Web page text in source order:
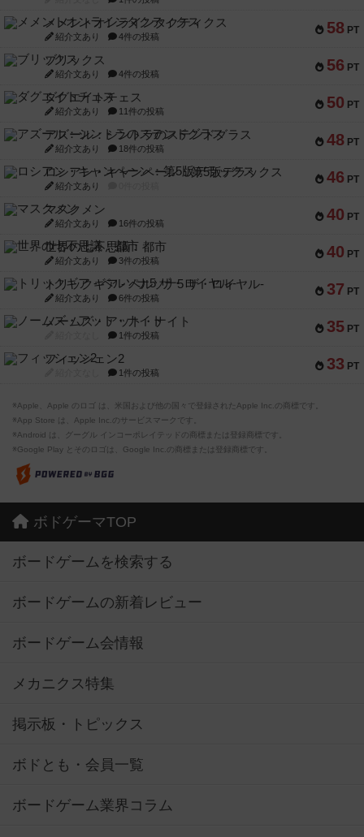
58 PT
メメントオンラインタクティクス
紹介文あり 4件の投稿
56 PT
ブリックス
紹介文あり 4件の投稿
50 PT
ダグエイトチェス
紹介文あり 11件の投稿
48 PT
アズール：シントラのステンドグラス
紹介文あり 18件の投稿
46 PT
ロシアン・キャンペーン：第5版デラックス
紹介文あり
40 PT
マスクメン
紹介文あり 16件の投稿
40 PT
世界の七不思議：都市
紹介文あり 3件の投稿
37 PT
トリックギア - ペルソナ5 ザ・ロイヤル-
紹介文あり 6件の投稿
35 PT
ノームズ・アット・ナイト
1件の投稿
33 PT
フィッシェン2
1件の投稿
※Apple、Apple のロゴ は、米国および他の国々で登録されたApple Inc.の商標です。
※App Store は、Apple Inc.のサービスマークです。
※Android は、グーグル インコーポレイテッドの商標または登録商標です。
※Google Play とそのロゴは、Google Inc.の商標または登録商標です。
ボドゲーマTOP
ボードゲームを検索する
ボードゲームの新着レビュー
ボードゲーム会情報
メカニクス特集
掲示板・トピックス
ボドとも・会員一覧
ボードゲーム業界コラム